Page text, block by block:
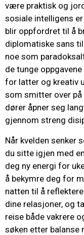
være praktisk og
sosiale intelligens
blir oppfordret til å
diplomatiske sans
noe som
de tunge
for latter og kreativ
som smitter over på
dører åpner seg
gjennom streng
Når kvelden senker
du sitte igjen med
deg ny energi for
å bekymre deg for
natten til å
dine relasjoner, og
reise både vakrere
søken etter balanse